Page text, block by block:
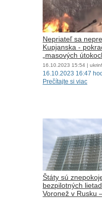
Nepriateľ sa
Kupjanska -
„masových
16.10.2023 15:54 |
16.10.2023 16:47
Prečítajte si viac
Štáty sú
bezpilotných
Voronež v Rusku